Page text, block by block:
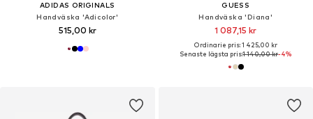
ADIDAS ORIGINALS
Handväska 'Adicolor'
515,00 kr
GUESS
Handväska 'Diana'
1 087,15 kr
Ordinarie pris: 1 425,00 kr
Senaste lägsta pris:1 140,00 kr-4%